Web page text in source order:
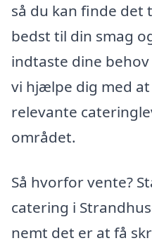
så du kan finde det
bedst til din smag
indtaste dine
vi hjælpe dig med
relevante
området.
Så hvorfor vente?
catering i
nemt det er at få